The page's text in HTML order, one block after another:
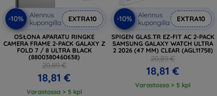
-10%
Alennus
kupongilla
EXTRA10
OSŁONA APARATU RINGKE
CAMERA FRAME 2-PACK GALAXY Z
FOLD 7 / 8 ULTRA BLACK
(8800380460638)
20,89 €
18,81 €
Varastossa > 5 kpl
-10%
Alennus
kupongilla
EXTRA10
SPIGEN GLAS.TR EZ-FIT AC 2-PACK
SAMSUNG GALAXY WATCH ULTRA
2 2026 (47 MM) CLEAR (AGL11758)
20,89 €
18,81 €
Varastossa > 5 kpl